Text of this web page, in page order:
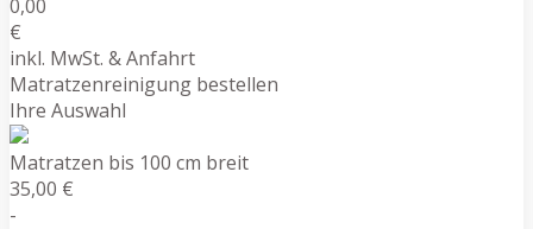
0,00
€
inkl. MwSt. & Anfahrt
Matratzenreinigung bestellen
Ihre Auswahl
Matratzen bis 100 cm breit
35,00 €
-